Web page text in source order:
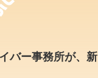
バー事務所が、新